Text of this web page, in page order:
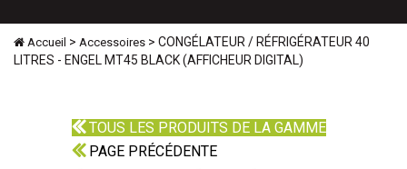
Accueil > Accessoires > CONGÉLATEUR / RÉFRIGÉRATEUR 40
LITRES - ENGEL MT45 BLACK (AFFICHEUR DIGITAL)
TOUS LES PRODUITS DE LA GAMME
PAGE PRÉCÉDENTE